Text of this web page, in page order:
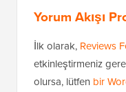
Yorum Akışı
İlk olarak, Reviews
etkinleştirmeniz
olursa, lütfen bir